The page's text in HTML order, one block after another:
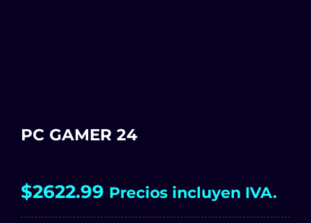
PC GAMER 24
$2622.99 Precios incluyen IVA.